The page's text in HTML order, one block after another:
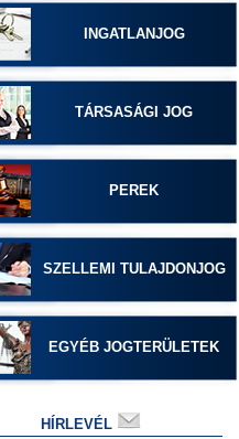
INGATLANJOG
TÁRSASÁGI JOG
PEREK
SZELLEMI TULAJDONJOG
EGYÉB JOGTERÜLETEK
HÍRLEVÉL